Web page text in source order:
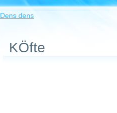
Dens dens
KÖfte